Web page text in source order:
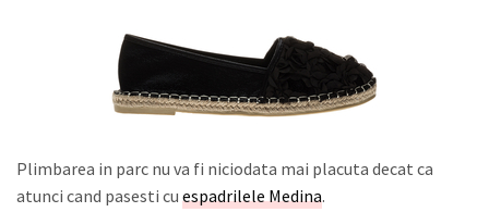
Plimbarea in parc nu va fi niciodata mai placuta decat ca
atunci cand pasesti cu espadrilele Medina.